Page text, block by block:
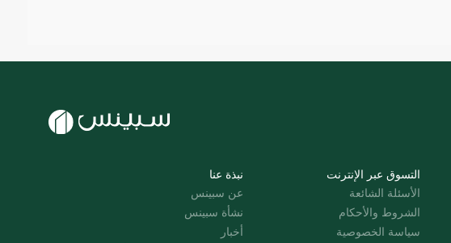
نبذة عنا
عن سبينس
نشأة سبينس
أخبار
التسوق عبر الإنترنت
الأسئلة الشائعة
الشروط والأحكام
سياسة الخصوصية